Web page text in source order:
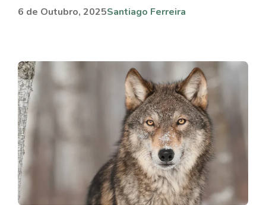
6 de Outubro, 2025Santiago Ferreira